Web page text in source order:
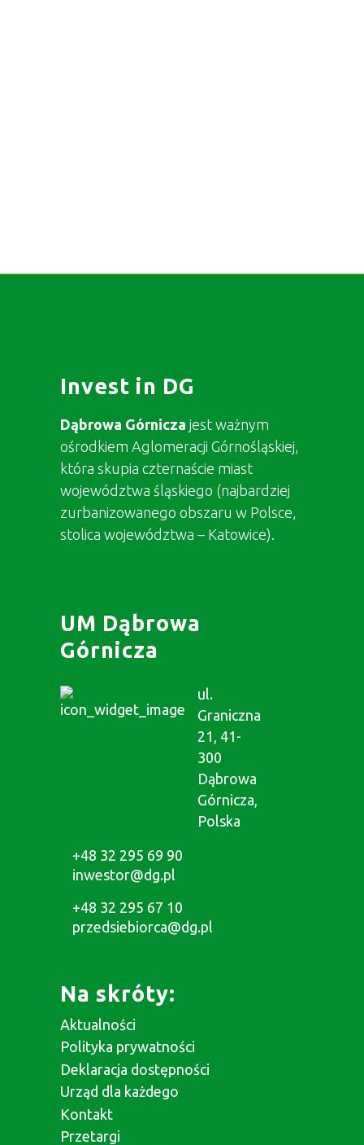
Invest in DG
Dąbrowa Górnicza jest ważnym
ośrodkiem Aglomeracji Górnośląskiej,
która skupia czternaście miast
województwa śląskiego (najbardziej
zurbanizowanego obszaru w Polsce,
stolica województwa – Katowice).
UM Dąbrowa
Górnicza
ul.
Graniczna
21, 41-
300
Dąbrowa
Górnicza,
Polska
+48 32 295 69 90
inwestor@dg.pl
+48 32 295 67 10
przedsiebiorca@dg.pl
Na skróty:
Aktualności
Polityka prywatności
Deklaracja dostępności
Urząd dla każdego
Kontakt
Przetargi